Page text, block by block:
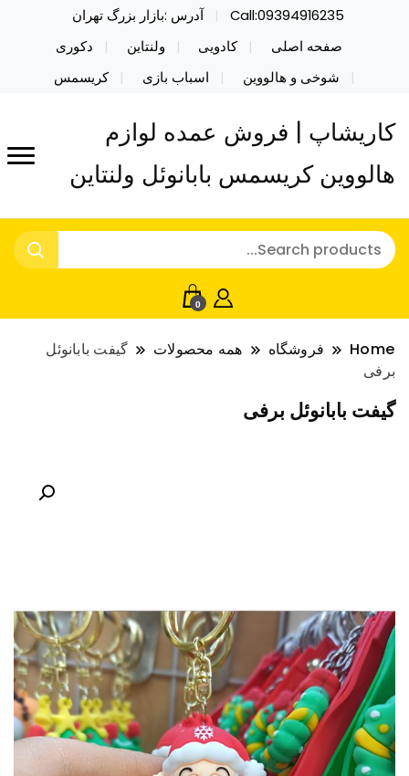
Call:09394916235
آدرس :بازار بزرگ تهران
صفحه اصلی
کادویی ولنتاین
دکوری
شوخی و هالووین
اسباب بازی کریسمس
کاریشاپ | فروش عمده لوازم
هالووین کریسمس بابانوئل ولنتاین
0
Home فروشگاه همه محصولات
گیفت بابانوئل
برفی
گیفت بابانوئل برفی